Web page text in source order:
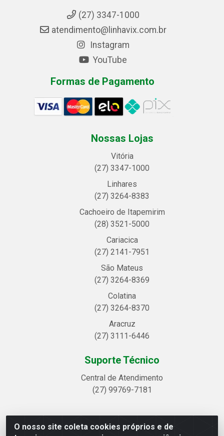
O nosso site coleta cookies próprios e de
(27) 3347-1000
atendimento@linhavix.com.br
Instagram
YouTube
Formas de Pagamento
Nossas Lojas
Vitória
(27) 3347-1000
Linhares
(27) 3264-8383
Cachoeiro de Itapemirim
(28) 3521-5000
Cariacica
(27) 2141-7951
São Mateus
(27) 3264-8369
Colatina
(27) 3264-8370
Aracruz
(27) 3111-6446
Suporte Técnico
Central de Atendimento
(27) 99769-7181
Linhavix Distribuidora LTDA - Avenida Alegre, 2521 -